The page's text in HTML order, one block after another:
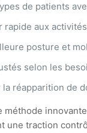
de patients
rapide aux
posture et
selon les
la réapparition de
méthode
une traction